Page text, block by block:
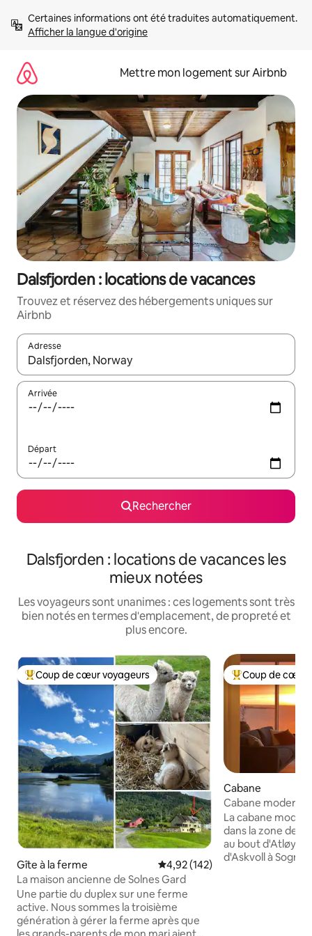
directement
Afficher la langue d'origine
Mettre mon logement sur Airbnb
Dalsfjorden : locations de vacances
Trouvez et réservez des hébergements uniques sur
Airbnb
Adresse
Lorsque les résultats s'affichent, utilisez les flèches vers le
Arrivée
Départ
Rechercher
Dalsfjorden : locations de vacances les
mieux notées
Les voyageurs sont unanimes : ces logements sont très
bien notés en termes d'emplacement, de propreté et
plus encore.
Coups de cœur voyageurs les plus appréciés
Coup de cœur voyageurs
Gîte à la ferme Évaluation moyenne sur la
4,92 (142)
La maison ancienne de Solnes Gard
Une partie du duplex sur une ferme
active. Nous sommes la troisième
génération à gérer la ferme après que
Coups de cœur
Coup de cœur
Cabane
Cabane moderne
magnifiques
La cabane
dans la zone de
au bout d'Atløy
d'Askvoll à Sogn